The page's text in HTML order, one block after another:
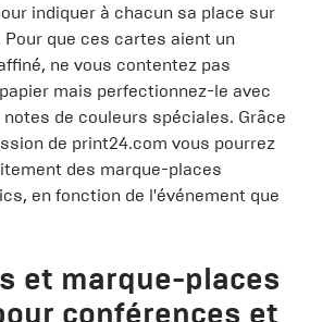
indiquer à chacun sa place sur
que ces cartes aient un
ne vous contentez pas
mais perfectionnez-le avec
de couleurs spéciales. Grâce
de print24.com vous pourrez
des marque-places
en fonction de l'événement que
et marque-places
conférences et